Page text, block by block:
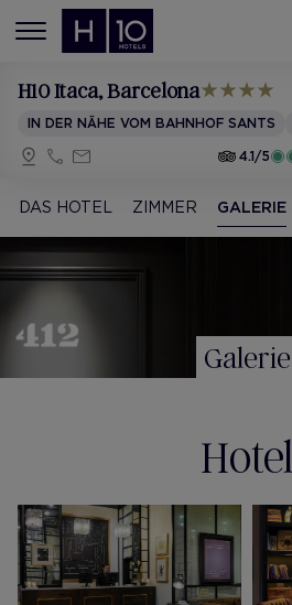
MENÚ
H10 Itaca, Barcelona
IN DER NÄHE VOM BAHNHOF SANTS
4.1/5
DAS HOTEL ZIMMER GALERIE
Galerie
Hotel